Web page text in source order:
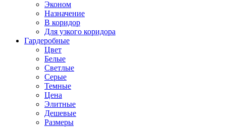
Эконом
Назначение
В коридор
Для узкого коридора
Гардеробные
Цвет
Белые
Светлые
Серые
Темные
Цена
Элитные
Дешевые
Размеры